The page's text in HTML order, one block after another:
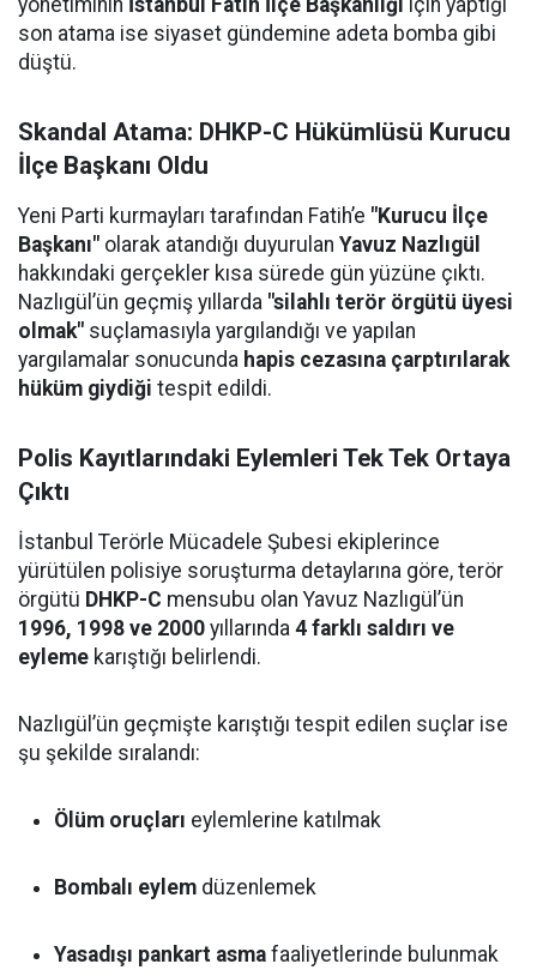
yönetiminin İstanbul Fatih İlçe Başkanlığı için yaptığı
son atama ise siyaset gündemine adeta bomba gibi
düştü.
Skandal Atama: DHKP-C Hükümlüsü Kurucu
İlçe Başkanı Oldu
Yeni Parti kurmayları tarafından Fatih’e "Kurucu İlçe
Başkanı" olarak atandığı duyurulan Yavuz Nazlıgül
hakkındaki gerçekler kısa sürede gün yüzüne çıktı.
Nazlıgül’ün geçmiş yıllarda "silahlı terör örgütü üyesi
olmak" suçlamasıyla yargılandığı ve yapılan
yargılamalar sonucunda hapis cezasına çarptırılarak
hüküm giydiği tespit edildi.
Polis Kayıtlarındaki Eylemleri Tek Tek Ortaya
Çıktı
İstanbul Terörle Mücadele Şubesi ekiplerince
yürütülen polisiye soruşturma detaylarına göre, terör
örgütü DHKP-C mensubu olan Yavuz Nazlıgül’ün
1996, 1998 ve 2000 yıllarında 4 farklı saldırı ve
eyleme karıştığı belirlendi.
Nazlıgül’ün geçmişte karıştığı tespit edilen suçlar ise
şu şekilde sıralandı:
Ölüm oruçları eylemlerine katılmak
Bombalı eylem düzenlemek
Yasadışı pankart asma faaliyetlerinde bulunmak